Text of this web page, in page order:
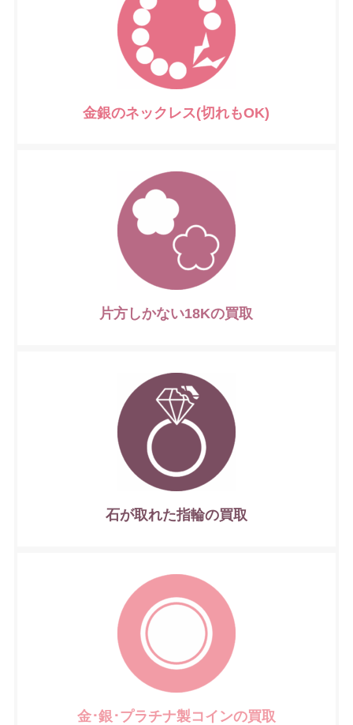
金銀のネックレス(切れもOK)
片方しかない18Kの買取
石が取れた指輪の買取
金･銀･プラチナ製コインの買取